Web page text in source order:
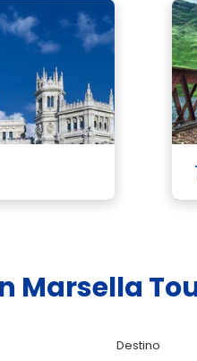
Marsella
Destino